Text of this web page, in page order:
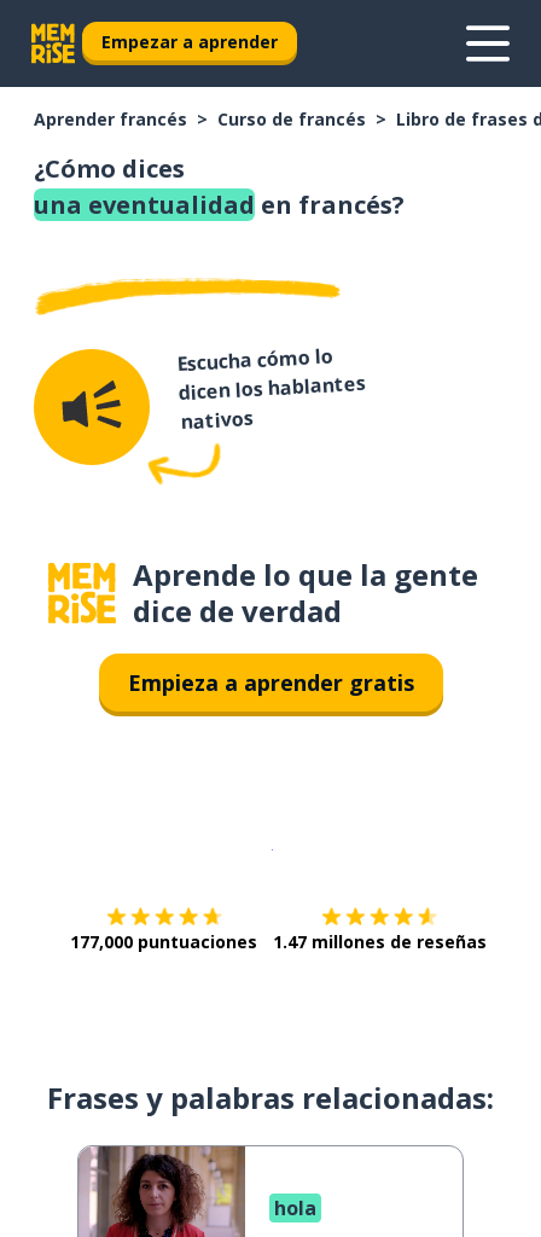
Empezar a aprender
Aprender francés Curso de francés Libro de frases
¿Cómo dices
una eventualidad en francés?
Escucha cómo lo
dicen los hablantes
nativos
Aprende lo que la gente
dice de verdad
Empieza a aprender gratis
177,000 puntuaciones 1.47 millones de reseñas
Frases y palabras relacionadas:
hola